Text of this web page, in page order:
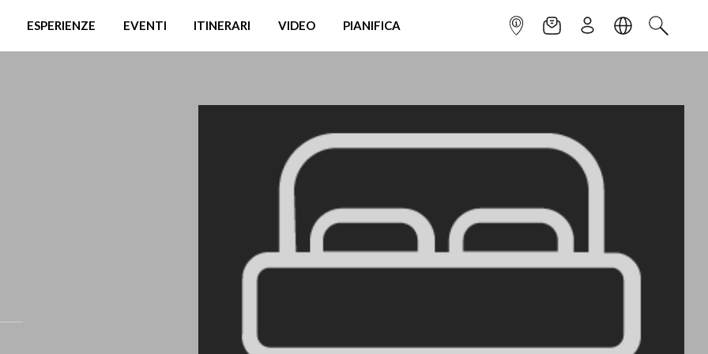
ESPERIENZE EVENTI ITINERARI VIDEO PIANIFICA INFOPOINTNEWSLETTER
ISCRIVITILINGUACERCA